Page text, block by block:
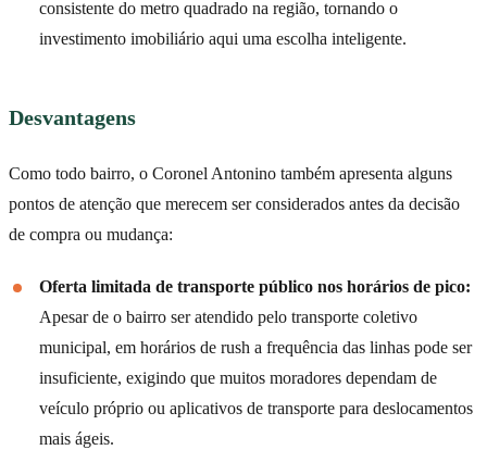
consistente do metro quadrado na região, tornando o
investimento imobiliário aqui uma escolha inteligente.
Desvantagens
Como todo bairro, o Coronel Antonino também apresenta alguns
pontos de atenção que merecem ser considerados antes da decisão
de compra ou mudança:
Oferta limitada de transporte público nos horários de pico:
Apesar de o bairro ser atendido pelo transporte coletivo
municipal, em horários de rush a frequência das linhas pode ser
insuficiente, exigindo que muitos moradores dependam de
veículo próprio ou aplicativos de transporte para deslocamentos
mais ágeis.